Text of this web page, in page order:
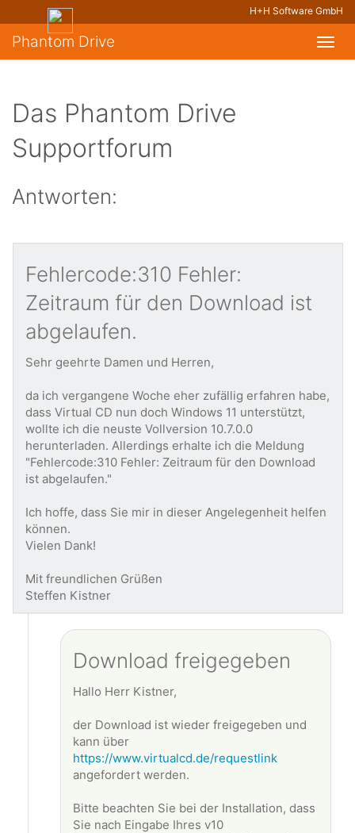
H+H Software GmbH
Phantom Drive
Das Phantom Drive
Supportforum
Antworten:
Fehlercode:310 Fehler:
Zeitraum für den Download ist
abgelaufen.
Sehr geehrte Damen und Herren,
da ich vergangene Woche eher zufällig erfahren habe,
dass Virtual CD nun doch Windows 11 unterstützt,
wollte ich die neuste Vollversion 10.7.0.0
herunterladen. Allerdings erhalte ich die Meldung
"Fehlercode:310 Fehler: Zeitraum für den Download
ist abgelaufen."
Ich hoffe, dass Sie mir in dieser Angelegenheit helfen
können.
Vielen Dank!
Mit freundlichen Grüßen
Steffen Kistner
Download freigegeben
Hallo Herr Kistner,
der Download ist wieder freigegeben und
kann über
https://www.virtualcd.de/requestlink
angefordert werden.
Bitte beachten Sie bei der Installation, dass
Sie nach Eingabe Ihres v10